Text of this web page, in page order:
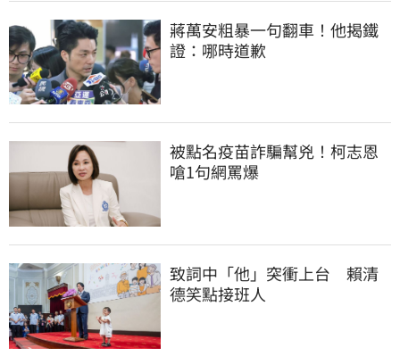
蔣萬安粗暴一句翻車！他揭鐵
證：哪時道歉
被點名疫苗詐騙幫兇！柯志恩
嗆1句網罵爆
致詞中「他」突衝上台　賴清
德笑點接班人